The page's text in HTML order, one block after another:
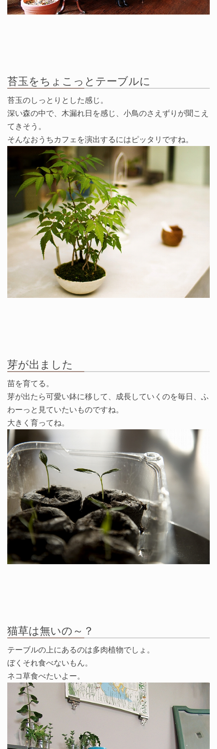
苔玉をちょこっとテーブルに
苔玉のしっとりとした感じ。
深い森の中で、木漏れ日を感じ、小鳥のさえずりが聞こえ
てきそう。
そんなおうちカフェを演出するにはピッタリですね。
芽が出ました
苗を育てる。
芽が出たら可愛い鉢に移して、成長していくのを毎日、ふ
わーっと見ていたいものですね。
大きく育ってね。
猫草は無いの～？
テーブルの上にあるのは多肉植物でしょ。
ぼくそれ食べないもん。
ネコ草食べたいよー。